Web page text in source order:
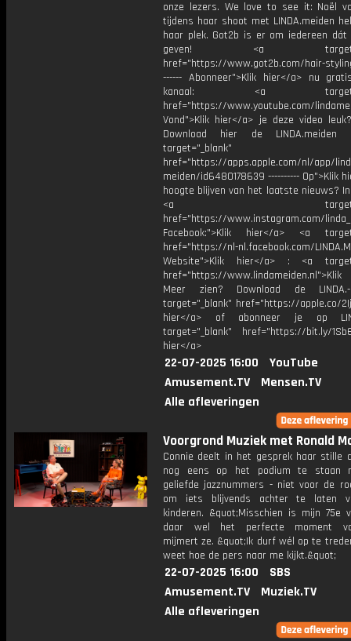
onze lezers. We love to see it: Noël
tijdens haar shoot met LINDA.meiden
haar plek. Got2b is er om iedereen dát
geven! <a
href="https://www.got2b.com/hair-
------ Abonneer">Klik hier</a> nu
kanaal: <a
href="https://www.youtube.com/
Vond">Klik hier</a> je deze video
Download hier de
target="_blank"
href="https://apps.apple.com/nl/app/
meiden/id6480178639 ---------- Op">Klik
hoogte blijven van het laatste nieuws?
<a
href="https://www.instagram.com/
Facebook:">Klik hier</a> <a
href="https://nl-nl.facebook.com/
Website">Klik hier</a> : <a
href="https://
Meer zien? Download de
target="_blank" href="https://apple.co/
hier</a> of abonneer je op
target="_blank" href="https://bit.ly/
hier</a>
22-07-2025 16:00
YouTube
Amusement.TV
Mensen.TV
Alle afleveringen
Voorgrond Muziek met Ronald
Connie deelt in het gesprek haar stille
nog eens op het podium te staan
geliefde jazznummers - niet voor de
om iets blijvends achter te laten
kinderen. &quot;Misschien is mijn 75e
daar wel het perfecte moment
mijmert ze. &quot;Ik durf wél op te
weet hoe de pers naar me kijkt.&quot;
22-07-2025 16:00
SBS
Amusement.TV
Muziek.TV
Alle afleveringen